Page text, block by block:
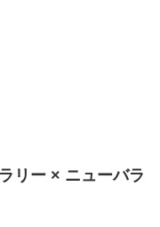
リー × ニューバラ